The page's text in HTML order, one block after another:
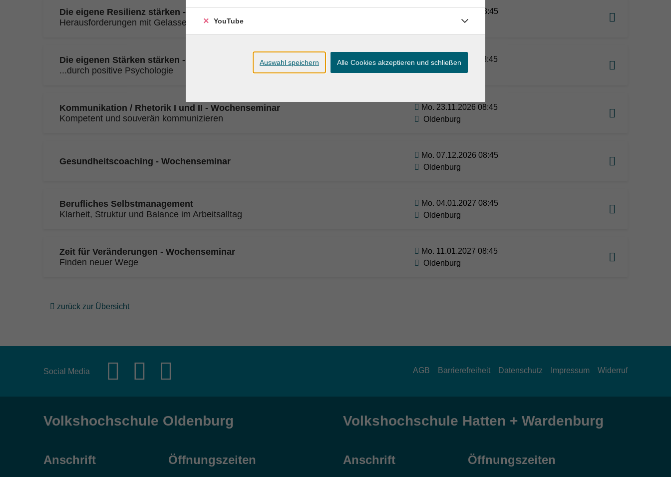
Die eigene Resilienz stärken - Wochenseminar
Herausforderungen mit Gelassenheit begegnen
Mo. 05.10.2026 08:45
Die eigenen Stärken stärken - Wochenseminar
...durch positive Psychologie
Mo. 02.11.2026 08:45
Oldenburg
Kommunikation / Rhetorik I und II - Wochenseminar
Kompetent und souverän kommunizieren
Mo. 23.11.2026 08:45
Oldenburg
Gesundheitscoaching - Wochenseminar
Mo. 07.12.2026 08:45
Oldenburg
Berufliches Selbstmanagement
Klarheit, Struktur und Balance im Arbeitsalltag
Mo. 04.01.2027 08:45
Oldenburg
Zeit für Veränderungen - Wochenseminar
Finden neuer Wege
Mo. 11.01.2027 08:45
Oldenburg
zurück zur Übersicht
Social Media AGB Barrierefreiheit Datenschutz Impressum Widerruf
Volkshochschule Oldenburg
Anschrift Öffnungszeiten
Volkshochschule Hatten + Wardenburg
Anschrift Öffnungszeiten
YouTube
Auswahl speichern Alle Cookies akzeptieren und schließen